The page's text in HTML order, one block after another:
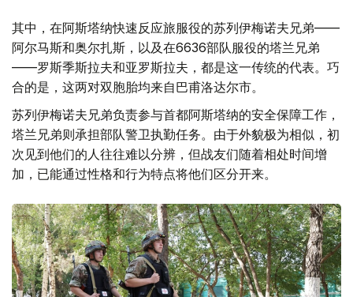
其中，在阿斯塔纳快速反应旅服役的苏列伊梅诺夫兄弟——
阿尔马斯和奥尔扎斯，以及在6636部队服役的塔兰兄弟
——罗斯季斯拉夫和亚罗斯拉夫，都是这一传统的代表。巧
合的是，这两对双胞胎均来自巴甫洛达尔市。
苏列伊梅诺夫兄弟负责参与首都阿斯塔纳的安全保障工作，
塔兰兄弟则承担部队警卫执勤任务。由于外貌极为相似，初
次见到他们的人往往难以分辨，但战友们随着相处时间增
加，已能通过性格和行为特点将他们区分开来。